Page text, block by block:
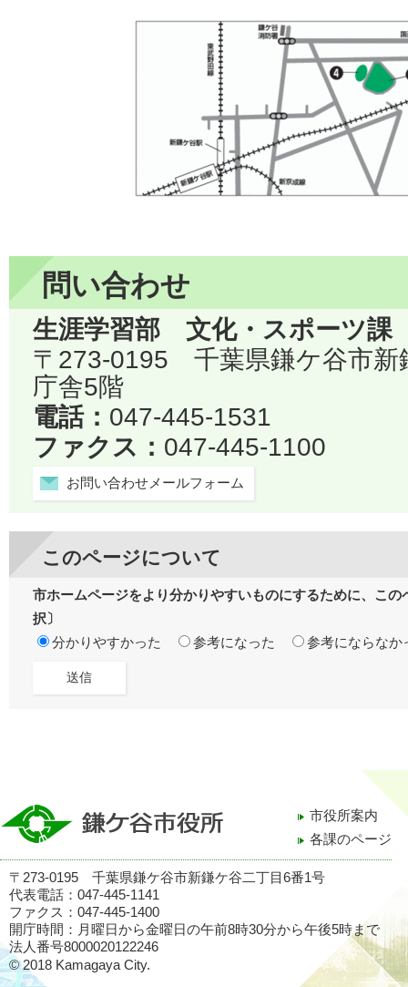
問い合わせ
生涯学習部 文化・スポーツ
〒273-0195 千葉県鎌ケ谷市
庁舎5階
電話： 047-445-1531
ファクス： 047-445-1100
お問い合わせメールフォーム
このページについて
市ホームページをより分かりやすいものにするために、こ
択〕
分かりやすかった
参考になった 参考にならなか
市役所案内
各課のページ
〒273-0195 千葉県鎌ケ谷市新鎌ケ谷二丁目6番1号
代表電話：047-445-1141
ファクス：047-445-1400
開庁時間：月曜日から金曜日の午前8時30分から午後5時まで
法人番号8000020122246
© 2018 Kamagaya City.